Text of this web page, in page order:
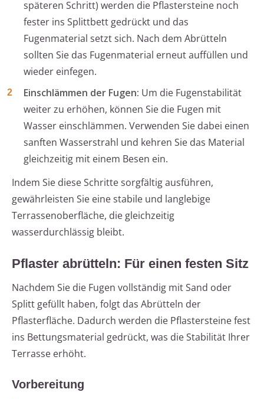
späteren Schritt) werden die Pflastersteine noch
fester ins Splittbett gedrückt und das
Fugenmaterial setzt sich. Nach dem Abrütteln
sollten Sie das Fugenmaterial erneut auffüllen und
wieder einfegen.
Einschlämmen der Fugen: Um die Fugenstabilität
weiter zu erhöhen, können Sie die Fugen mit
Wasser einschlämmen. Verwenden Sie dabei einen
sanften Wasserstrahl und kehren Sie das Material
gleichzeitig mit einem Besen ein.
Indem Sie diese Schritte sorgfältig ausführen,
gewährleisten Sie eine stabile und langlebige
Terrassenoberfläche, die gleichzeitig
wasserdurchlässig bleibt.
Pflaster abrütteln: Für einen festen Sitz
Nachdem Sie die Fugen vollständig mit Sand oder
Splitt gefüllt haben, folgt das Abrütteln der
Pflasterfläche. Dadurch werden die Pflastersteine fest
ins Bettungsmaterial gedrückt, was die Stabilität Ihrer
Terrasse erhöht.
Vorbereitung